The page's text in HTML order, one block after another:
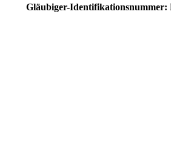
Gläubiger-Identifikationsnummer: